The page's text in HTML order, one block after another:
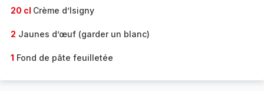
20 cl Crème d’Isigny
2 Jaunes d’œuf (garder un blanc)
1 Fond de pâte feuilletée